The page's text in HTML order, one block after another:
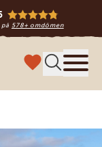
på 578+ omdömen